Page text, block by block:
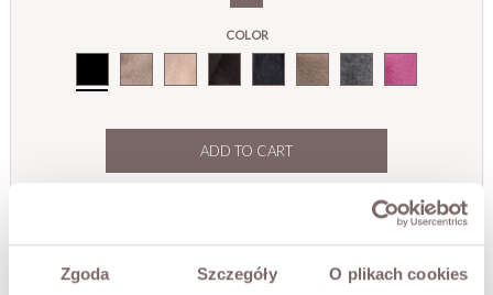
Zgoda Szczegóły O plikach cookies
COLOR
Black
ADD TO CART